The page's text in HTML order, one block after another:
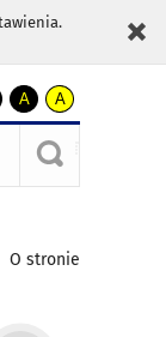
A
kontrast
żółty
tekst
czarnym
A
kontrast
czarny
tekst
żółtym
O stronie